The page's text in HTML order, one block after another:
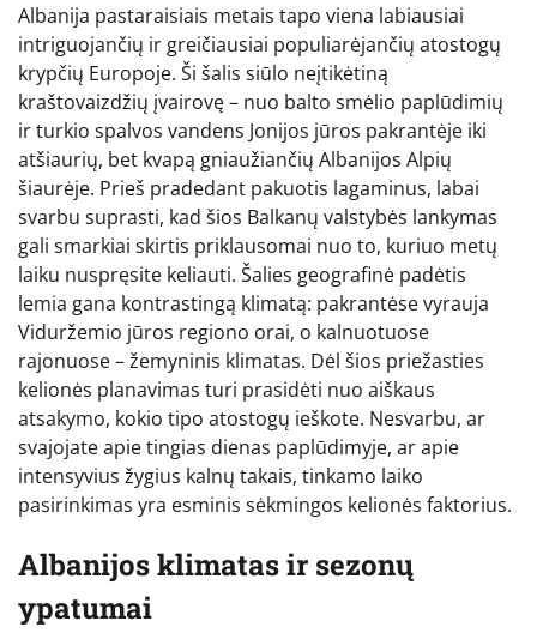
Albanija pastaraisiais metais tapo viena labiausiai
intriguojančių ir greičiausiai populiarėjančių atostogų
krypčių Europoje. Ši šalis siūlo neįtikėtiną
kraštovaizdžių įvairovę – nuo balto smėlio paplūdimių
ir turkio spalvos vandens Jonijos jūros pakrantėje iki
atšiaurių, bet kvapą gniaužiančių Albanijos Alpių
šiaurėje. Prieš pradedant pakuotis lagaminus, labai
svarbu suprasti, kad šios Balkanų valstybės lankymas
gali smarkiai skirtis priklausomai nuo to, kuriuo metų
laiku nuspręsite keliauti. Šalies geografinė padėtis
lemia gana kontrastingą klimatą: pakrantėse vyrauja
Viduržemio jūros regiono orai, o kalnuotuose
rajonuose – žemyninis klimatas. Dėl šios priežasties
kelionės planavimas turi prasidėti nuo aiškaus
atsakymo, kokio tipo atostogų ieškote. Nesvarbu, ar
svajojate apie tingias dienas paplūdimyje, ar apie
intensyvius žygius kalnų takais, tinkamo laiko
pasirinkimas yra esminis sėkmingos kelionės faktorius.
Albanijos klimatas ir sezonų
ypatumai